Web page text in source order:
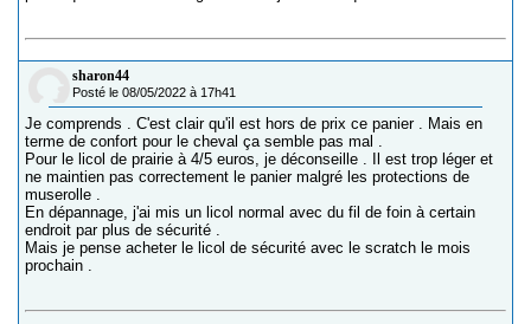
sharon44
Posté le 08/05/2022 à 17h41
Je comprends . C'est clair qu'il est hors de prix ce panier . Mais en
terme de confort pour le cheval ça semble pas mal .
Pour le licol de prairie à 4/5 euros, je déconseille . Il est trop léger et
ne maintien pas correctement le panier malgré les protections de
muserolle .
En dépannage, j'ai mis un licol normal avec du fil de foin à certain
endroit par plus de sécurité .
Mais je pense acheter le licol de sécurité avec le scratch le mois
prochain .